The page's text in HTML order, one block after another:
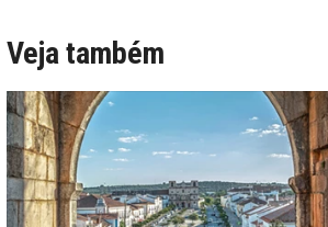
Veja também